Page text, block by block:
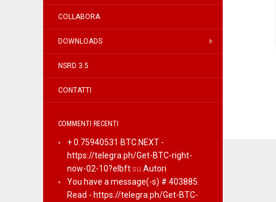
COLLABORA
DOWNLOADS
NSRD 3.5
CONTATTI
COMMENTI RECENTI
+ 0.75940531 BTC.NEXT -
https://telegra.ph/Get-BTC-right-
now-02-10?elbftsu Autori
You have a message(-s) # 403885.
Read - https://telegra.ph/Get-BTC-